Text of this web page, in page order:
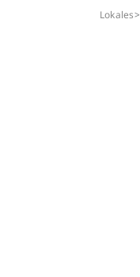
Lokales>